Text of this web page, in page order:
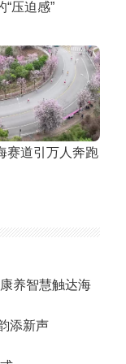
“压迫感”
赛道引万人奔跑
养智慧触达海
添新声